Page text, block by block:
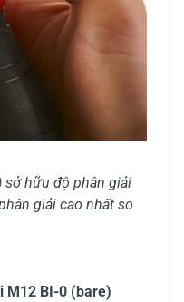
sở hữu độ phân giải
giải cao nhất so
M12 BI-0 (bare)